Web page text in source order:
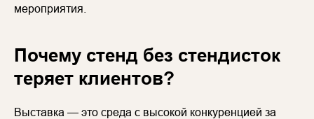
мероприятия.
Почему стенд без стендисток
теряет клиентов?
Выставка — это среда с высокой конкуренцией за